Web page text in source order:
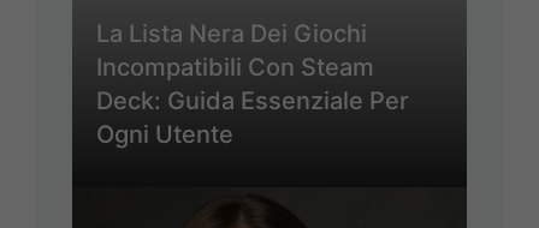
La Lista Nera Dei Giochi
Incompatibili Con Steam
Deck: Guida Essenziale Per
Ogni Utente